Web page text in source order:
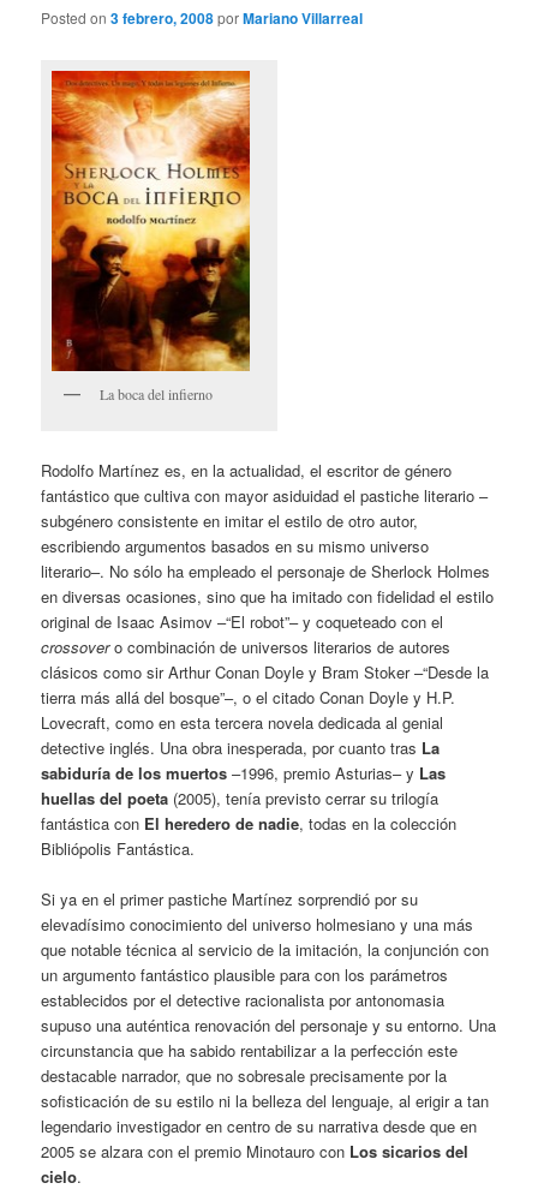
Posted on3 febrero, 2008porMariano Villarreal
La boca del infierno
Rodolfo Martínez es, en la actualidad, el escritor de género
fantástico que cultiva con mayor asiduidad el pastiche literario –
subgénero consistente en imitar el estilo de otro autor,
escribiendo argumentos basados en su mismo universo
literario–. No sólo ha empleado el personaje de Sherlock Holmes
en diversas ocasiones, sino que ha imitado con fidelidad el estilo
original de Isaac Asimov –“El robot”– y coqueteado con el
crossovero combinación de universos literarios de autores
clásicos como sir Arthur Conan Doyle y Bram Stoker –“Desde la
tierra más allá del bosque”–, o el citado Conan Doyle y H.P.
Lovecraft, como en esta tercera novela dedicada al genial
detective inglés. Una obra inesperada, por cuanto tras La
sabiduría de los muertos –1996, premio Asturias– y Las
huellas del poeta (2005), tenía previsto cerrar su trilogía
fantástica con El heredero de nadie, todas en la colección
Bibliópolis Fantástica.
Si ya en el primer pastiche Martínez sorprendió por su
elevadísimo conocimiento del universo holmesiano y una más
que notable técnica al servicio de la imitación, la conjunción con
un argumento fantástico plausible para con los parámetros
establecidos por el detective racionalista por antonomasia
supuso una auténtica renovación del personaje y su entorno. Una
circunstancia que ha sabido rentabilizar a la perfección este
destacable narrador, que no sobresale precisamente por la
sofisticación de su estilo ni la belleza del lenguaje, al erigir a tan
legendario investigador en centro de su narrativa desde que en
2005 se alzara con el premio Minotauro con Los sicarios del
cielo.